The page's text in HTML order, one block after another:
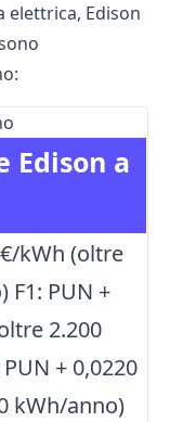
elettrica, Edison
Edison a
€/kWh (oltre
F1: PUN +
2.200
+ 0,0220
kWh/anno)